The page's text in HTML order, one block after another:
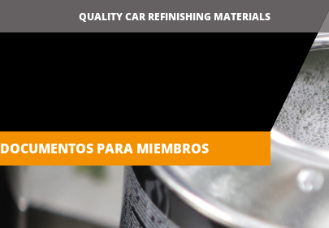
QUALITY CAR REFINISHING MATERIALS
DOCUMENTOS PARA MIEMBROS